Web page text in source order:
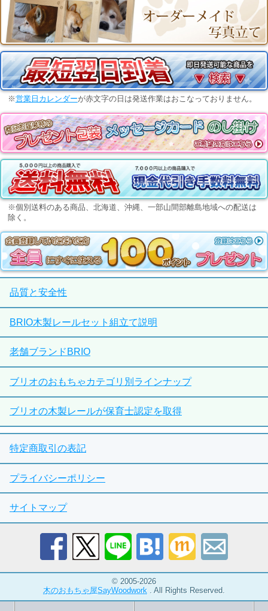
※営業日カレンダーが赤文字の日は発送作業はおこなっておりません。
※個別送料のある商品、北海道、沖縄、一部山間部離島地域への配送は
除く。
品質と安全性
BRIO木製レールセット組立て説明
老舗ブランドBRIO
ブリオのおもちゃカテゴリ別ラインナップ
ブリオの木製レールが保育士認定を取得
特定商取引の表記
プライバシーポリシー
サイトマップ
© 2005-2026
木のおもちゃ屋SayWoodwork . All Rights Reserved.